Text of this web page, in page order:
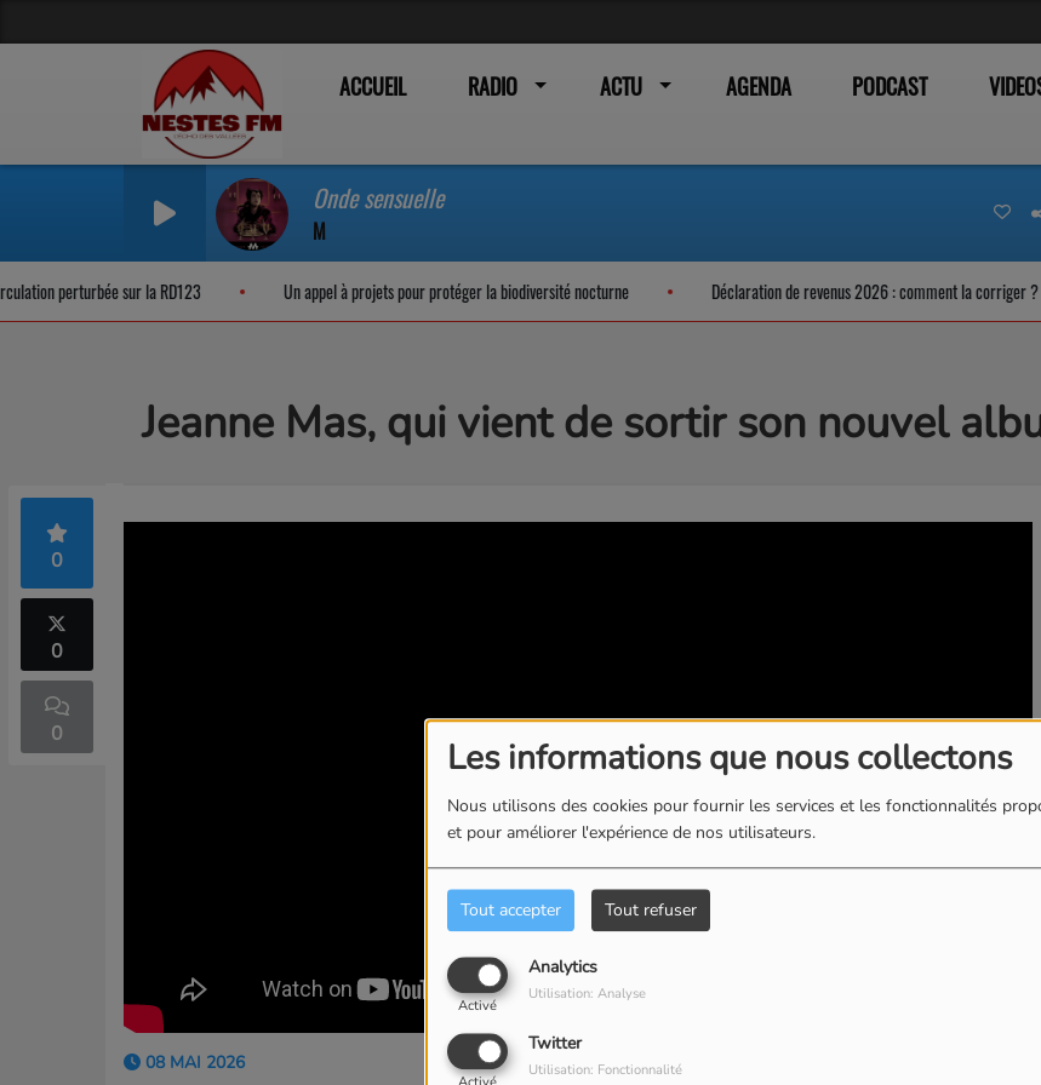
Les informations que nous collectons
Nous utilisons des cookies pour fournir les services et les fonctionnalités
et pour améliorer l'expérience de nos utilisateurs.
Tout accepter Tout refuser
Analytics
Activé
Utilisation: Analyse
Twitter
Utilisation: Fonctionnalité
ACCUEIL RADIO ACTU AGENDA PODCAST
Onde sensuelle
M
perturbée sur la RD123 Un appel à projets pour protéger la biodiversité nocturne Déclaration de revenus 2026 : comment la corriger ?
Jeanne Mas, qui vient de sortir son nouvel
0
0
0
08 MAI 2026